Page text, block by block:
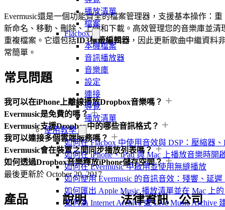
播放清單
檔案
Flacbox
本機檔案
音訊播放器
音樂庫
設定
連接
導覽
播放清單
使用教學
如何在 Flacbox 中使用音效與 DSP：壓縮器
如何在 iPhone、iPad 與 Mac 上播放音樂時開
如何在 Evermusic 中啟用並使用無縫播放
如何使用 Evermusic 的音訊音效：殘響、延
如何匯出 Apple Music 播放清單並在 Mac 上
如何為 Internet Archive 或 Live Music Archive
Evermusic還是一個功能齊全的檔案管理器，支援基本操作：重
新命名、移動、刪除、上傳和下載。高效管理您的音樂庫並清
重複檔案。它還包括ID3標籤編輯器 ，因此更新歌曲中繼資料
常簡單。
常見問題
我可以在iPhone上離線播放Dropbox音樂嗎？
Evermusic是免費的嗎？
Evermusic支援Dropbox中的哪些音訊格式？
我可以連接多個雲端服務嗎？
Evermusic會在裝置之間同步播放列表嗎？
如何透過Dropbox音樂釋放iPhone儲存空間？
最後更新於 October 20, 2017
產品 說明 法律資訊 公司